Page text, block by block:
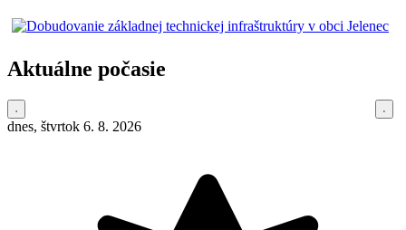
Aktuálne počasie
dnes, štvrtok 6. 8. 2026